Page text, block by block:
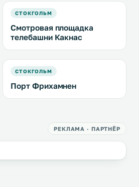
СТОКГОЛЬМ
Смотровая площадка
телебашни Какнас
СТОКГОЛЬМ
Порт Фрихамнен
РЕКЛАМА · ПАРТНЁР